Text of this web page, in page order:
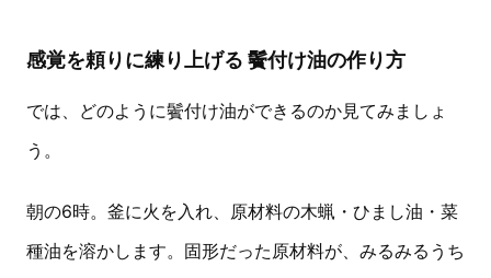
感覚を頼りに練り上げる 鬢付け油の作り方
では、どのように鬢付け油ができるのか見てみましょ
う。
朝の6時。釜に火を入れ、原材料の木蝋・ひまし油・菜
種油を溶かします。固形だった原材料が、みるみるうち